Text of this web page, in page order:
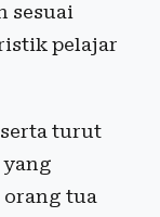
sesuai
pelajar
turut
yang
tua